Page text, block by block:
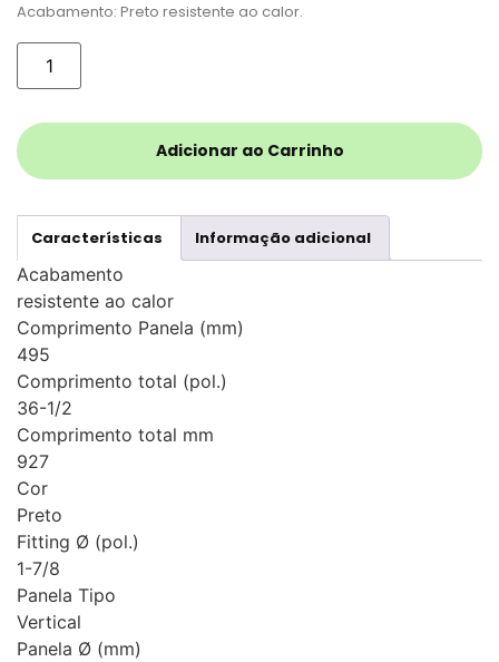
Acabamento: Preto resistente ao calor.
Adicionar ao Carrinho
Características Informação adicional
Acabamento
resistente ao calor
Comprimento Panela (mm)
495
Comprimento total (pol.)
36-1/2
Comprimento total mm
927
Cor
Preto
Fitting Ø (pol.)
1-7/8
Panela Tipo
Vertical
Panela Ø (mm)